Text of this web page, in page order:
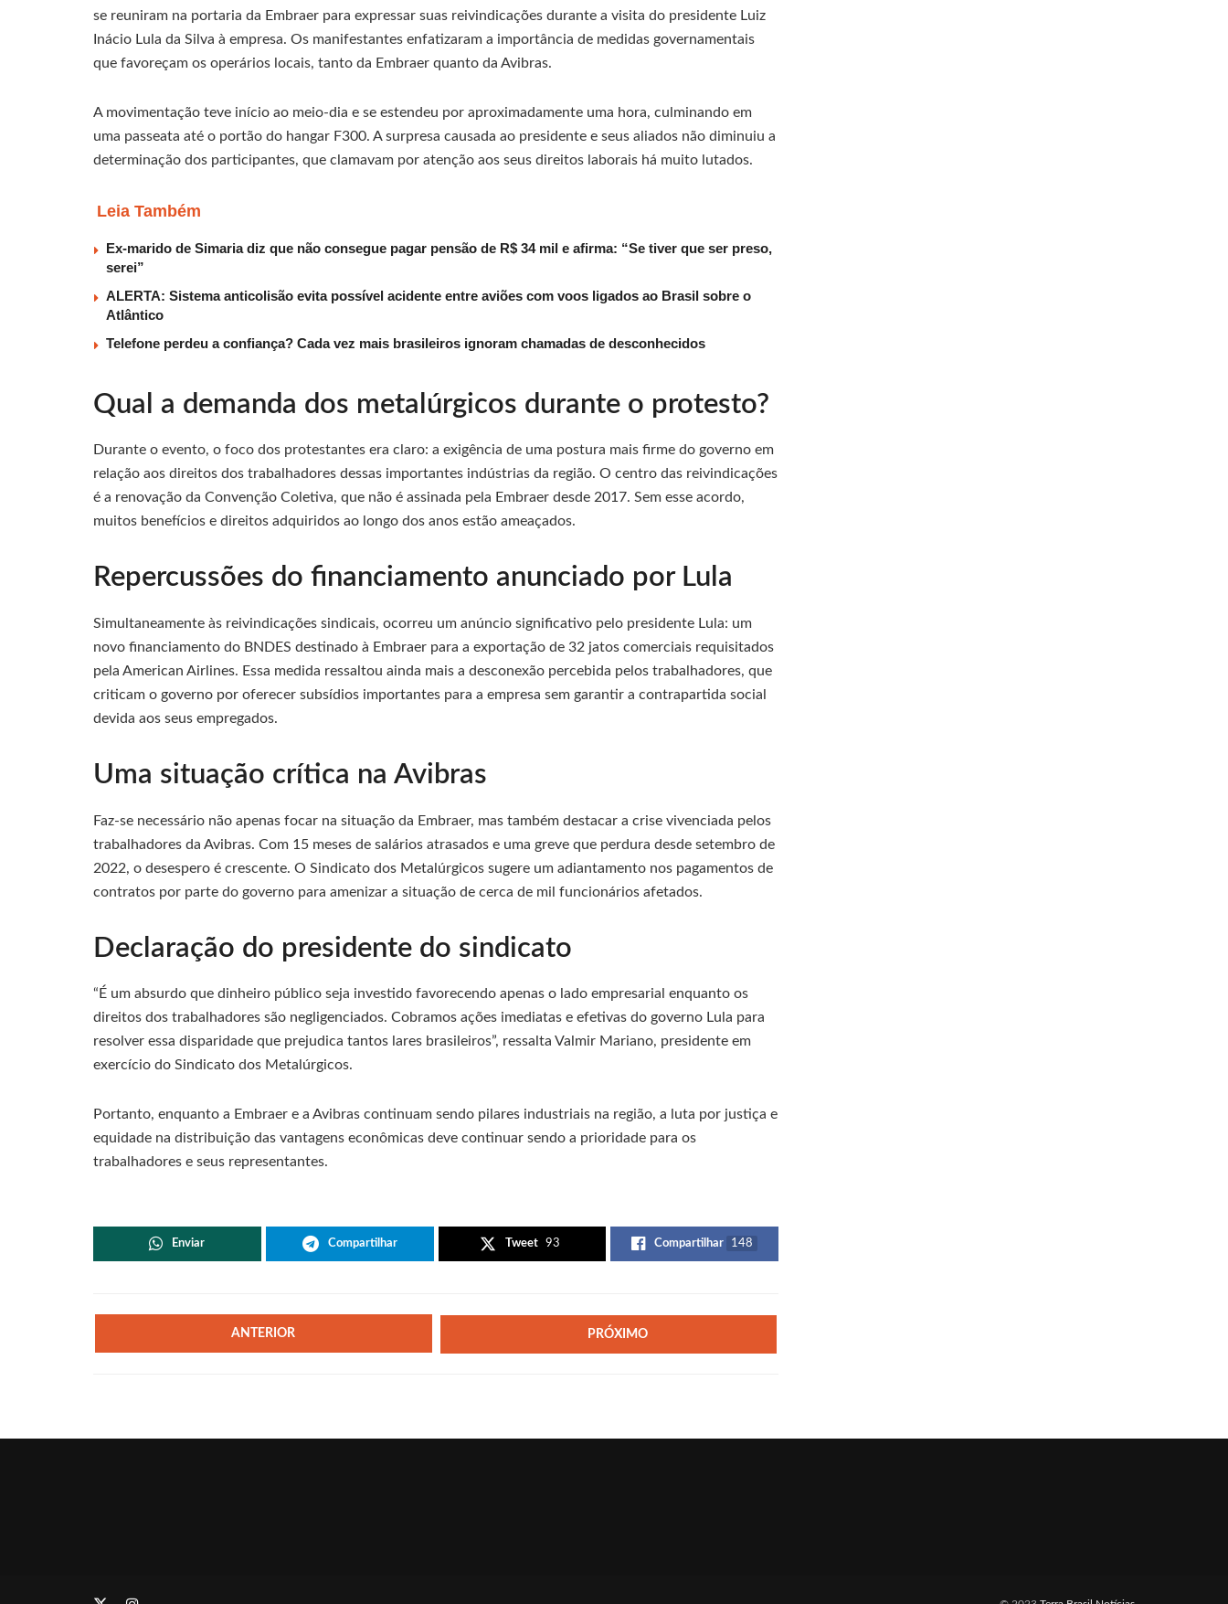
se reuniram na portaria da Embraer para expressar suas reivindicações durante a visita do presidente Luiz
Inácio Lula da Silva à empresa. Os manifestantes enfatizaram a importância de medidas governamentais
que favoreçam os operários locais, tanto da Embraer quanto da Avibras.
A movimentação teve início ao meio-dia e se estendeu por aproximadamente uma hora, culminando em
uma passeata até o portão do hangar F300. A surpresa causada ao presidente e seus aliados não diminuiu a
determinação dos participantes, que clamavam por atenção aos seus direitos laborais há muito lutados.
Leia Também
Ex-marido de Simaria diz que não consegue pagar pensão de R$ 34 mil e afirma: “Se tiver que ser preso,
serei”
ALERTA: Sistema anticolisão evita possível acidente entre aviões com voos ligados ao Brasil sobre o
Atlântico
Telefone perdeu a confiança? Cada vez mais brasileiros ignoram chamadas de desconhecidos
Qual a demanda dos metalúrgicos durante o protesto?
Durante o evento, o foco dos protestantes era claro: a exigência de uma postura mais firme do governo em
relação aos direitos dos trabalhadores dessas importantes indústrias da região. O centro das reivindicações
é a renovação da Convenção Coletiva, que não é assinada pela Embraer desde 2017. Sem esse acordo,
muitos benefícios e direitos adquiridos ao longo dos anos estão ameaçados.
Repercussões do financiamento anunciado por Lula
Simultaneamente às reivindicações sindicais, ocorreu um anúncio significativo pelo presidente Lula: um
novo financiamento do BNDES destinado à Embraer para a exportação de 32 jatos comerciais requisitados
pela American Airlines. Essa medida ressaltou ainda mais a desconexão percebida pelos trabalhadores, que
criticam o governo por oferecer subsídios importantes para a empresa sem garantir a contrapartida social
devida aos seus empregados.
Uma situação crítica na Avibras
Faz-se necessário não apenas focar na situação da Embraer, mas também destacar a crise vivenciada pelos
trabalhadores da Avibras. Com 15 meses de salários atrasados e uma greve que perdura desde setembro de
2022, o desespero é crescente. O Sindicato dos Metalúrgicos sugere um adiantamento nos pagamentos de
contratos por parte do governo para amenizar a situação de cerca de mil funcionários afetados.
Declaração do presidente do sindicato
“É um absurdo que dinheiro público seja investido favorecendo apenas o lado empresarial enquanto os
direitos dos trabalhadores são negligenciados. Cobramos ações imediatas e efetivas do governo Lula para
resolver essa disparidade que prejudica tantos lares brasileiros”, ressalta Valmir Mariano, presidente em
exercício do Sindicato dos Metalúrgicos.
Portanto, enquanto a Embraer e a Avibras continuam sendo pilares industriais na região, a luta por justiça e
equidade na distribuição das vantagens econômicas deve continuar sendo a prioridade para os
trabalhadores e seus representantes.
Enviar Compartilhar Tweet 93 Compartilhar 148
ANTERIOR PRÓXIMO